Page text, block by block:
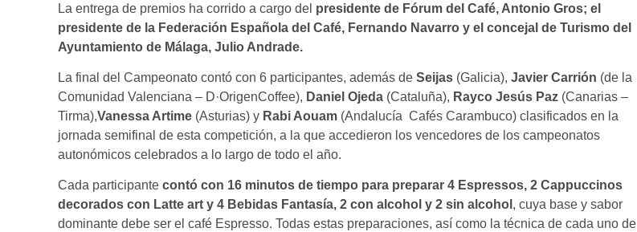
La entrega de premios ha corrido a cargo del presidente de Fórum del Café, Antonio Gros; el
presidente de la Federación Española del Café, Fernando Navarro y el concejal de Turismo del
Ayuntamiento de Málaga, Julio Andrade.
La final del Campeonato contó con 6 participantes, además de Seijas (Galicia), Javier Carrión (de la
Comunidad Valenciana – D·OrigenCoffee), Daniel Ojeda (Cataluña), Rayco Jesús Paz (Canarias –
Tirma),Vanessa Artime (Asturias) y Rabi Aouam (Andalucía  Cafés Carambuco) clasificados en la
jornada semifinal de esta competición, a la que accedieron los vencedores de los campeonatos
autonómicos celebrados a lo largo de todo el año.
Cada participante contó con 16 minutos de tiempo para preparar 4 Espressos, 2 Cappuccinos
decorados con Latte art y 4 Bebidas Fantasía, 2 con alcohol y 2 sin alcohol , cuya base y sabor
dominante debe ser el café Espresso. Todas estas preparaciones, así como la técnica de cada uno de